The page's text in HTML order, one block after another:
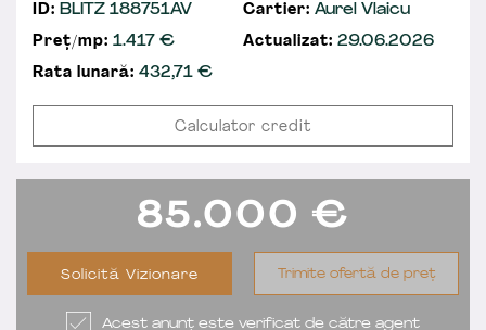
ID: BLITZ 188751AV Cartier: Aurel Vlaicu
Preț/mp: 1.417 € Actualizat: 29.06.2026
Rata lunară: 432,71€
Calculator credit
85.000 €
Solicită Vizionare Trimite ofertă de preț
Acest anunț este verificat de către agent